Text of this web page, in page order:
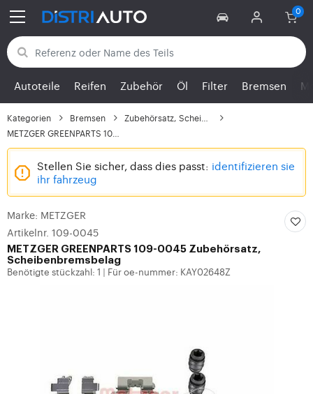
Zurück zu den Kategorien
Autoteile Reifen Zubehör Öl Filter Bremsen
Kategorien Bremsen
Stellen Sie sicher, dass dies passt: identifizieren sie
ihr fahrzeug
Marke: METZGER
Artikelnr. 109-0045
METZGER GREENPARTS 109-0045 Zubehörsatz,
Scheibenbremsbelag
Benötigte stückzahl: 1 Für oe-nummer: KAY02648Z